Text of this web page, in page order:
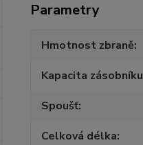
Parametry
Hmotnost zbraně
Kapacita zásobníku
Spoušť
Celková délka